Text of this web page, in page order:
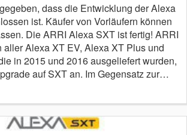
dass die Entwicklung der Alexa
ist. Käufer von Vorläufern können
Die ARRI Alexa SXT ist fertig! ARRI
aller Alexa XT EV, Alexa XT Plus und
in 2015 und 2016 ausgeliefert wurden,
auf SXT an. Im Gegensatz zur…